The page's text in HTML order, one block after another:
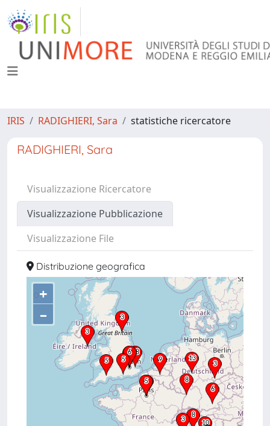
IRIS RADIGHIERI, Sara statistiche ricercatore
RADIGHIERI, Sara
Visualizzazione Ricercatore
Visualizzazione Pubblicazione
Visualizzazione File
Distribuzione geografica
+
–